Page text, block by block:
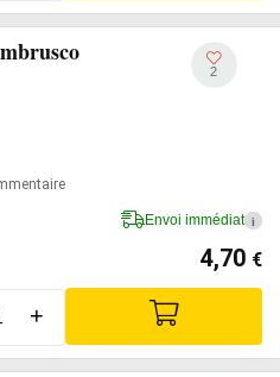
2
Envoi immédiat i
4,70 €
+